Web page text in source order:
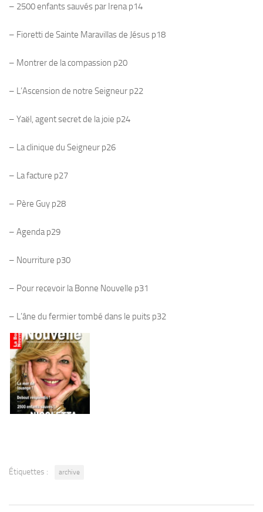
– 2500 enfants sauvés par Irena p14
– Fioretti de Sainte Maravillas de Jésus p18
– Montrer de la compassion p20
– L’Ascension de notre Seigneur p22
– Yaël, agent secret de la joie p24
– La clinique du Seigneur p26
– La facture p27
– Père Guy p28
– Agenda p29
– Nourriture p30
– Pour recevoir la Bonne Nouvelle p31
– L’âne du fermier tombé dans le puits p32
Étiquettes : archive